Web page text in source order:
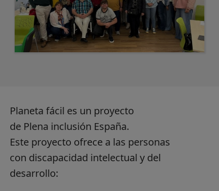
Planeta fácil es un proyecto
de Plena inclusión España.
Este proyecto ofrece a las personas
con discapacidad intelectual y del
desarrollo: